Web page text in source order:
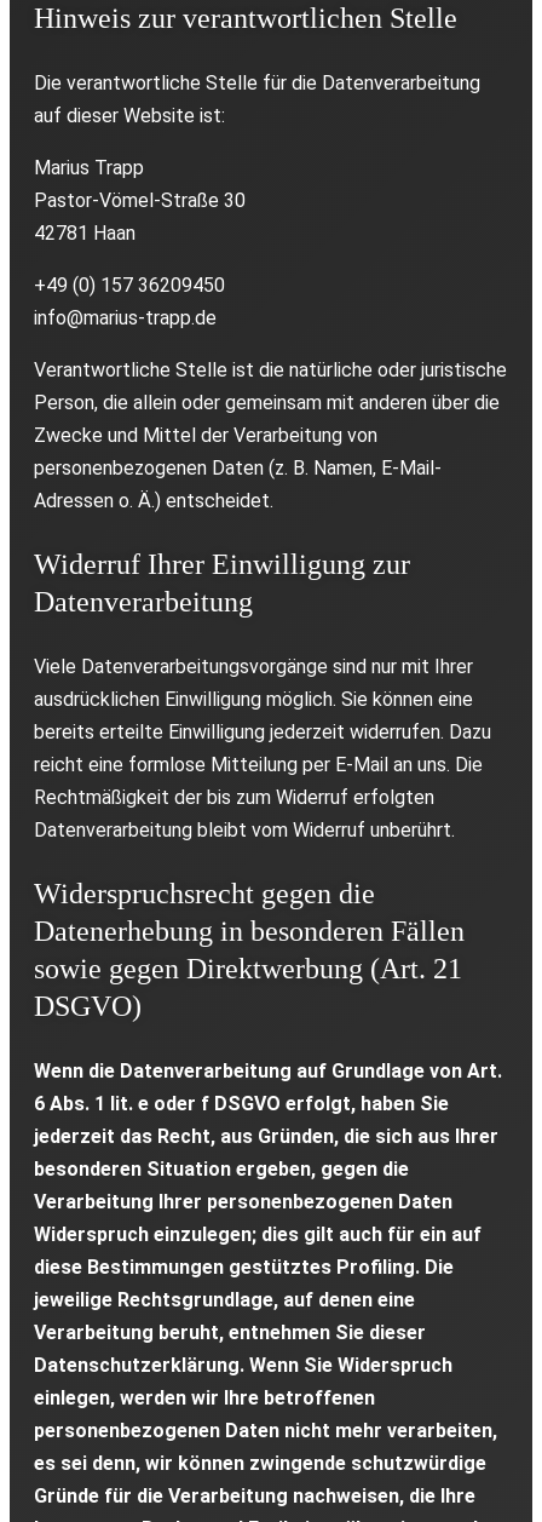
Hinweis zur verantwortlichen Stelle
Die verantwortliche Stelle für die Datenverarbeitung
auf dieser Website ist:
Marius Trapp
Pastor-Vömel-Straße 30
42781 Haan
+49 (0) 157 36209450
info@marius-trapp.de
Verantwortliche Stelle ist die natürliche oder juristische
Person, die allein oder gemeinsam mit anderen über die
Zwecke und Mittel der Verarbeitung von
personenbezogenen Daten (z. B. Namen, E-Mail-
Adressen o. Ä.) entscheidet.
Widerruf Ihrer Einwilligung zur
Datenverarbeitung
Viele Datenverarbeitungsvorgänge sind nur mit Ihrer
ausdrücklichen Einwilligung möglich. Sie können eine
bereits erteilte Einwilligung jederzeit widerrufen. Dazu
reicht eine formlose Mitteilung per E-Mail an uns. Die
Rechtmäßigkeit der bis zum Widerruf erfolgten
Datenverarbeitung bleibt vom Widerruf unberührt.
Widerspruchsrecht gegen die
Datenerhebung in besonderen Fällen
sowie gegen Direktwerbung (Art. 21
DSGVO)
Wenn die Datenverarbeitung auf Grundlage von Art.
6 Abs. 1 lit. e oder f DSGVO erfolgt, haben Sie
jederzeit das Recht, aus Gründen, die sich aus Ihrer
besonderen Situation ergeben, gegen die
Verarbeitung Ihrer personenbezogenen Daten
Widerspruch einzulegen; dies gilt auch für ein auf
diese Bestimmungen gestütztes Profiling. Die
jeweilige Rechtsgrundlage, auf denen eine
Verarbeitung beruht, entnehmen Sie dieser
Datenschutzerklärung. Wenn Sie Widerspruch
einlegen, werden wir Ihre betroffenen
personenbezogenen Daten nicht mehr verarbeiten,
es sei denn, wir können zwingende schutzwürdige
Gründe für die Verarbeitung nachweisen, die Ihre